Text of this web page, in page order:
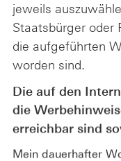
jeweils
Staatsbürger oder
die aufgeführten
worden sind.
Die auf den
die
erreichbar sind
Mein dauerhafter